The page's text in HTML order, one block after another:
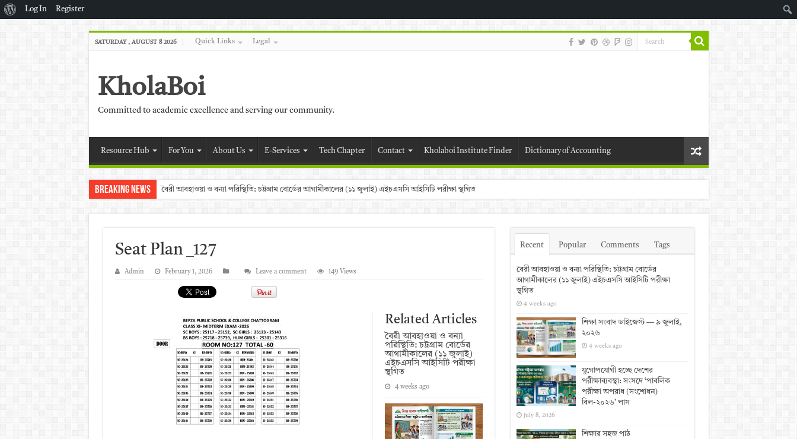
SATURDAY , AUGUST 8 2026 Quick Links Legal
KholaBoi
Committed to academic excellence and serving our community.
Resource Hub For You About Us E-Services Tech Chapter Contact Kholaboi Institute Finder Dictionary of Accounting
Breaking News বৈরী আবহাওয়া ও বন্যা পরিস্থিতি: চট্টগ্রাম বোর্ডের আগামীকালের (১১ জুলাই) এইচএসসি আইসিটি পরীক্ষা স্থগিত
Seat Plan _127
Admin February 1, 2026 Leave a comment 149 Views
Related Articles
বৈরী আবহাওয়া ও বন্যা
পরিস্থিতি: চট্টগ্রাম বোর্ডের
আগামীকালের (১১ জুলাই)
এইচএসসি আইসিটি পরীক্ষা
স্থগিত
4 weeks ago
Recent Popular Comments Tags
বৈরী আবহাওয়া ও বন্যা পরিস্থিতি: চট্টগ্রাম বোর্ডের
আগামীকালের (১১ জুলাই) এইচএসসি আইসিটি পরীক্ষা
স্থগিত
4 weeks ago
শিক্ষা সংবাদ ডাইজেস্ট — ৯ জুলাই,
২০২৬
4 weeks ago
যুগোপযোগী হচ্ছে দেশের
পরীক্ষাব্যবস্থা: সংসদে ‘পাবলিক
পরীক্ষা অপরাধ (সংশোধন)
বিল-২০২৬’ পাস
July 8, 2026
শিক্ষার সহজ পাঠ
About
Log In Register